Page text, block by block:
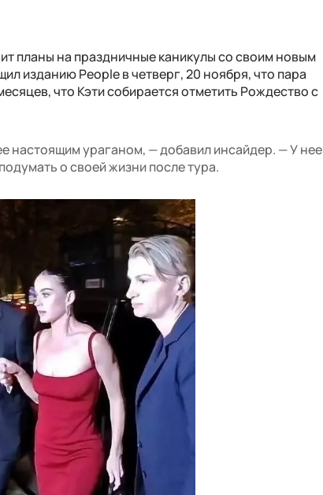
планы на праздничные каникулы со своим новым
изданию People в четверг, 20 ноября, что пара
что Кэти собирается отметить Рождество с
настоящим ураганом, — добавил инсайдер. — У нее
о своей жизни после тура.